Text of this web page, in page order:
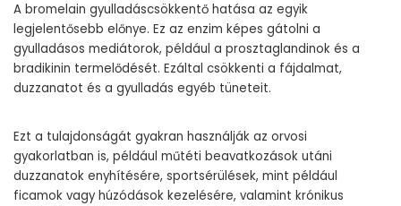
A bromelain gyulladáscsökkentő hatása az egyik
legjelentősebb előnye. Ez az enzim képes gátolni a
gyulladásos mediátorok, például a prosztaglandinok és a
bradikinin termelődését. Ezáltal csökkenti a fájdalmat,
duzzanatot és a gyulladás egyéb tüneteit.
Ezt a tulajdonságát gyakran használják az orvosi
gyakorlatban is, például műtéti beavatkozások utáni
duzzanatok enyhítésére, sportsérülések, mint például
ficamok vagy húzódások kezelésére, valamint krónikus